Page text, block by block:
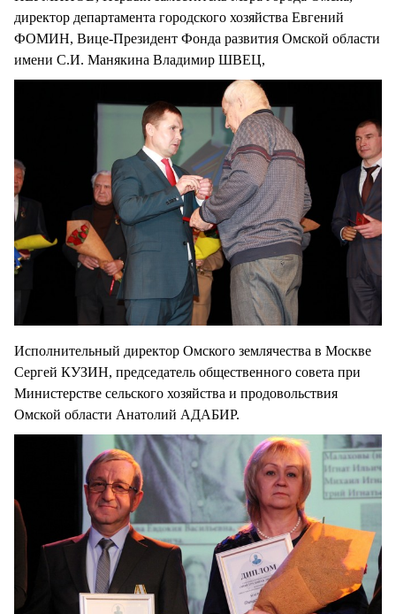
директор департамента городского хозяйства Евгений
ФОМИН, Вице-Президент Фонда развития Омской области
имени С.И. Манякина Владимир ШВЕЦ,
Исполнительный директор Омского землячества в Москве
Сергей КУЗИН, председатель общественного совета при
Министерстве сельского хозяйства и продовольствия
Омской области Анатолий АДАБИР.